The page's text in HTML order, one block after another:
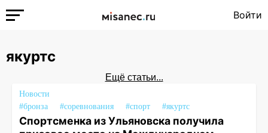
Войти
якуртс
Ещё статьи...
Новости
#бронза
#соревнования #спорт #якуртс
Спортсменка из Ульяновска получила